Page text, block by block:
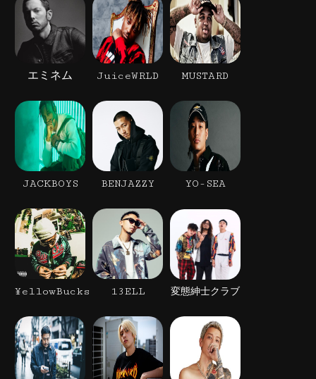
エミネム JuiceWRLD MUSTARD
JACKBOYS BENJAZZY YO-SEA
¥ellowBucks 13ELL 変態紳士クラブ